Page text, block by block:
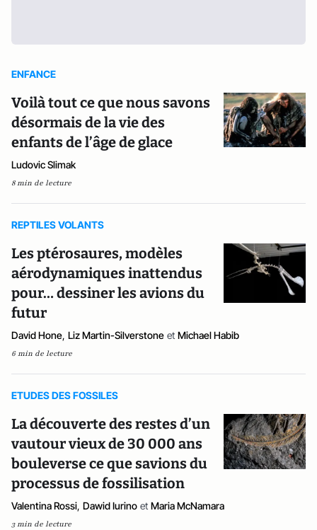
ENFANCE
Voilà tout ce que nous savons
désormais de la vie des
enfants de l’âge de glace
Ludovic Slimak
8 min de lecture
REPTILES VOLANTS
Les ptérosaures, modèles
aérodynamiques inattendus
pour… dessiner les avions du
futur
David Hone, Liz Martin-Silverstone et Michael Habib
6 min de lecture
ETUDES DES FOSSILES
La découverte des restes d’un
vautour vieux de 30 000 ans
bouleverse ce que savions du
processus de fossilisation
Valentina Rossi, Dawid Iurino et Maria McNamara
3 min de lecture